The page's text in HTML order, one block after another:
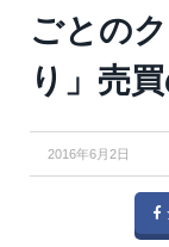
ごとの
り」売
2016年6月2日